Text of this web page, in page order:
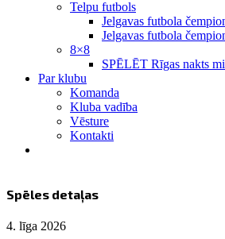
Telpu futbols
Jelgavas futbola
Jelgavas futbola
8×8
SPĒLĒT Rīgas nakts
Par klubu
Komanda
Kluba vadība
Vēsture
Kontakti
Spēles detaļas
4. līga 2026